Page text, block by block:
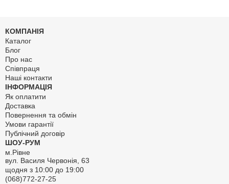
КОМПАНІЯ
Каталог
Блог
Про нас
Співпраця
Наші контакти
ІНФОРМАЦІЯ
Як оплатити
Доставка
Повернення та обмін
Умови гарантії
Публічний договір
ШОУ-РУМ
м.Рівне
вул. Василя Червонія, 63
щодня з 10:00 до 19:00
(068)772-27-25